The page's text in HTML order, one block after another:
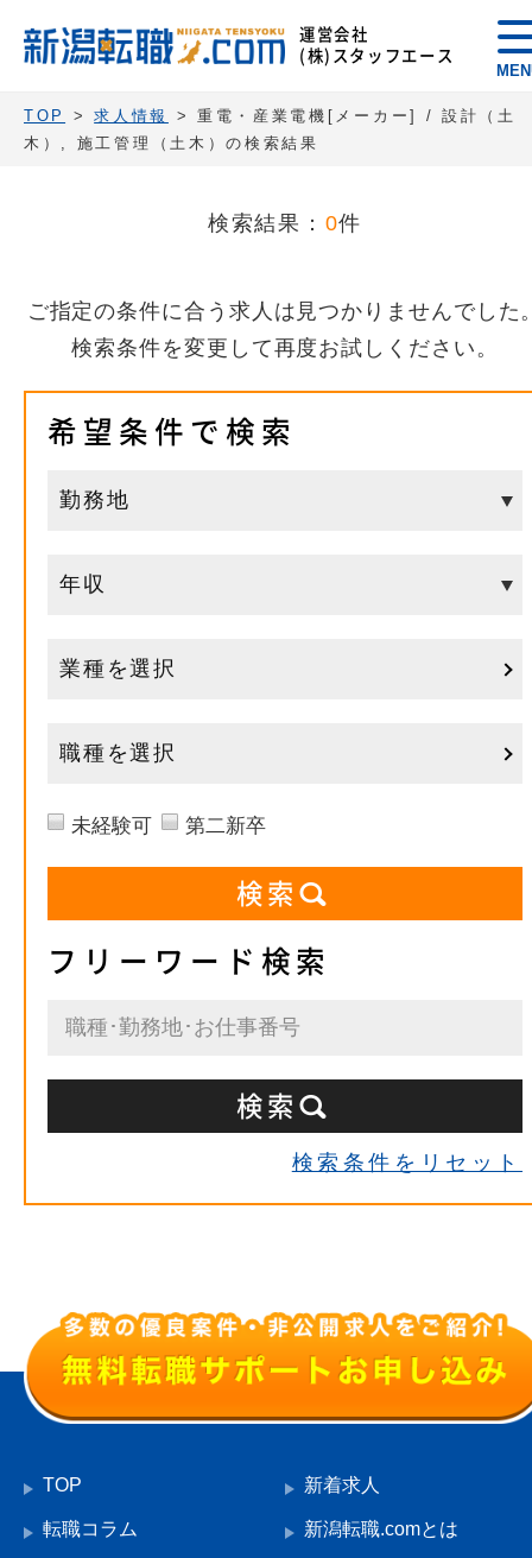
運営会社
(株)スタッフエース
TOP >求人情報
> 重電・産業電機[メーカー] / 設計（土
木）, 施工管理（土木）の検索結果
検索結果： 0件
ご指定の条件に合う求人は見つかりませんでした
検索条件を変更して再度お試しください。
希望条件で検索
業種を選択
職種を選択
未経験可 第二新卒
フリーワード検索
検索条件をリセット
TOP 新着求人
転職コラム 新潟転職.comとは